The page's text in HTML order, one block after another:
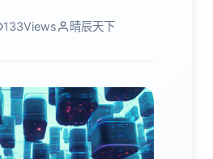
133Views 晴辰天下